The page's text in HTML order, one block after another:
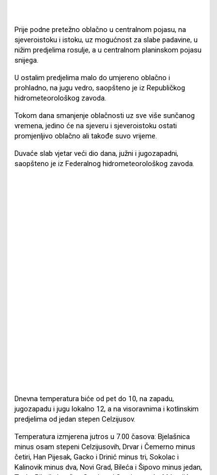
Prije podne pretežno oblačno u centralnom pojasu, na
sjeveroistoku i istoku, uz mogućnost za slabe padavine, u
nižim predjelima rosulje, a u centralnom planinskom pojasu
snijega.
U ostalim predjelima malo do umjereno oblačno i
prohladno, na jugu vedro, saopšteno je iz Republičkog
hidrometeorološkog zavoda.
Tokom dana smanjenje oblačnosti uz sve više sunčanog
vremena, jedino će na sjeveru i sjeveroistoku ostati
promjenljivo oblačno ali takođe suvo vrijeme.
Duvaće slab vjetar veći dio dana, južni i jugozapadni,
saopšteno je iz Federalnog hidrometeorološkog zavoda.
Dnevna temperatura biće od pet do 10, na zapadu,
jugozapadu i jugu lokalno 12, a na visoravnima i kotlinskim
predjelima od jedan stepen Celzijusov.
Temperatura izmjerena jutros u 7.00 časova: Bjelašnica
minus osam stepeni Celzijusovih, Drvar i Čemerno minus
četiri, Han Pijesak, Gacko i Drinić minus tri, Sokolac i
Kalinovik minus dva, Novi Grad, Bileća i Šipovo minus jedan,